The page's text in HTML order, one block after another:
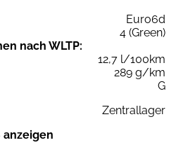
Euro6d
4 (Green)
nach WLTP:
12,7 l/100km
289 g/km
G
Zentrallager
anzeigen